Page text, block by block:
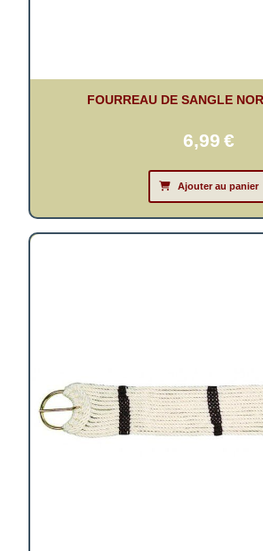
FOURREAU DE SANGLE
6,99 €
Ajouter au panier